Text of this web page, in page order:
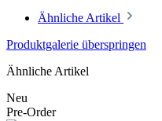
Ähnliche Artikel
Produktgalerie überspringen
Ähnliche Artikel
Neu
Pre-Order